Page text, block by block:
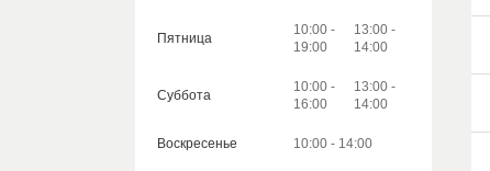
Пятница
10:00
19:00
13:00
14:00
Суббота
10:00
16:00
13:00
14:00
Воскресенье 10:00 14:00